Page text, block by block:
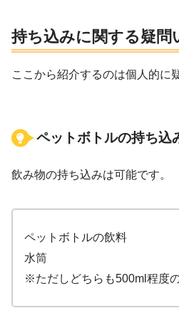
持ち込みに関する疑問
ここから紹介するのは個人的に
ペットボトルの持ち込
飲み物の持ち込みは可能です。
ペットボトルの飲料
水筒
※ただしどちらも500ml程度